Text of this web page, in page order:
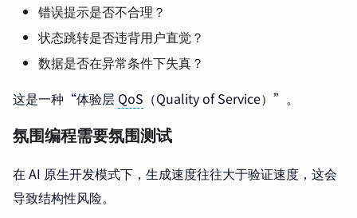
错误提示是否不合理？
状态跳转是否违背用户直觉？
数据是否在异常条件下失真？
这是一种“体验层 QoS （Quality of Service）”。
氛围编程需要氛围测试
在 AI 原生开发模式下，生成速度往往大于验证速度，这会
导致结构性风险。